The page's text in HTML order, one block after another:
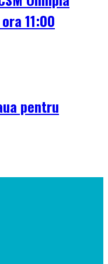
11:00
pentru